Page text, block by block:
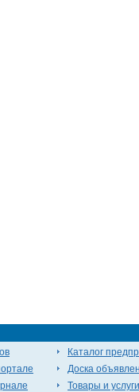
Каталог
Доска
Товары и услуги